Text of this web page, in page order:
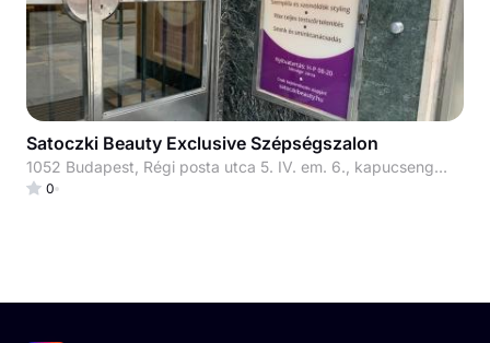
Satoczki Beauty Exclusive Szépségszalon
1052 Budapest, Régi posta utca 5. IV. em. 6., kapucsengő: 33
0